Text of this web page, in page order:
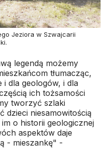
Jeziora w Szwajcarii
legendą możemy
tłumacząc,
i dla geologów, i dla
ich tożsamości
tworzyć szlaki
dzieci niesamowitością
o historii geologicznej
aspektów daje
- mieszankę" -